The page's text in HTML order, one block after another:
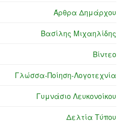
Άρθρα Δημάρχου
Βασίλης Μιχαηλίδης
Βίντεο
Γλώσσα-Ποίηση-Λογοτεχνία
Γυμνάσιο Λευκονοίκου
Δελτία Τύπου